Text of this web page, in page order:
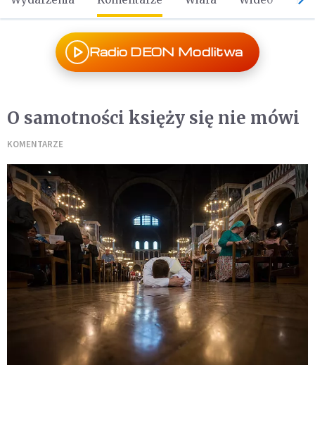
Radio DEON Modlitwa
O samotności księży się nie mówi
KOMENTARZE